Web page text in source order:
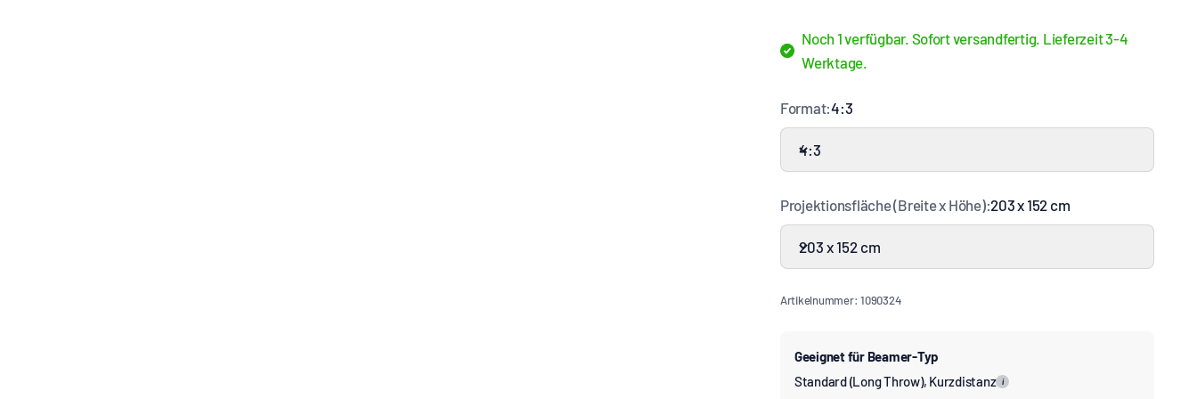
Noch 1 verfügbar. Sofort versandfertig. Lieferzeit 3-4
Werktage.
Format:4:3
4:3
Projektionsfläche (Breite x Höhe):203 x 152 cm
203 x 152 cm
Artikelnummer: 1090324
Geeignet für Beamer-Typ
Standard (Long Throw), Kurzdistanz
i